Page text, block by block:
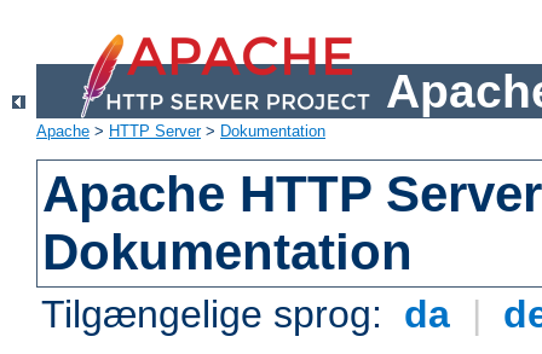
Apache > HTTP Server> Dokumentation
Apache HTTP
Dokumentation
Tilgængelige sprog: da |